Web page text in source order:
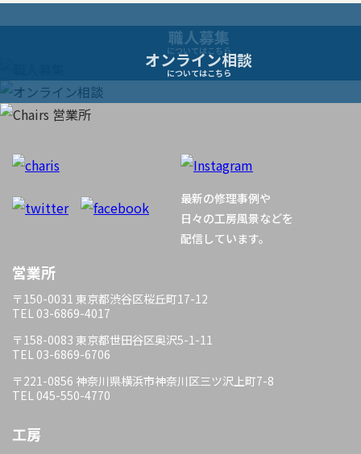
稿
ビ
ー
シ
ョ
ン
職人募集
についてはこちら
オンライン相談
についてはこちら
最新の修理事例や
日々の工房風景などを
配信しています。
営業所
〒150-0031 東京都渋谷区桜丘町17-12
TEL 03-6869-4017
〒158-0083 東京都世田谷区奥沢5-1-11
TEL 03-6869-6706
〒221-0856 神奈川県横浜市神奈川区三ツ沢上町7-8
TEL 045-550-4770
工房